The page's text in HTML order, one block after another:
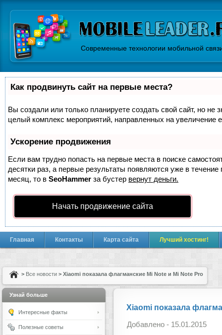
Современные технологии мобильной
Как продвинуть сайт на первые места?
Вы создали или только планируете создать свой сайт, но не
целый комплекс мероприятий, направленных на увеличение
Ускорение продвижения
Если вам трудно попасть на первые места в поиске
десятки раз, а первые результаты появляются уже в
месяц, то в SeoHammer за бустер вернут деньги.
Начать продвижение сайта
Главная Контакты Карта сайта Лучший хостинг!
> Все новости > Xiaomi показала флагманские Mi Note и Mi Note Pro
Xiaomi показала
Добавлено - 15.01.2015
Узнай больше
Интересные факты
Полезные советы